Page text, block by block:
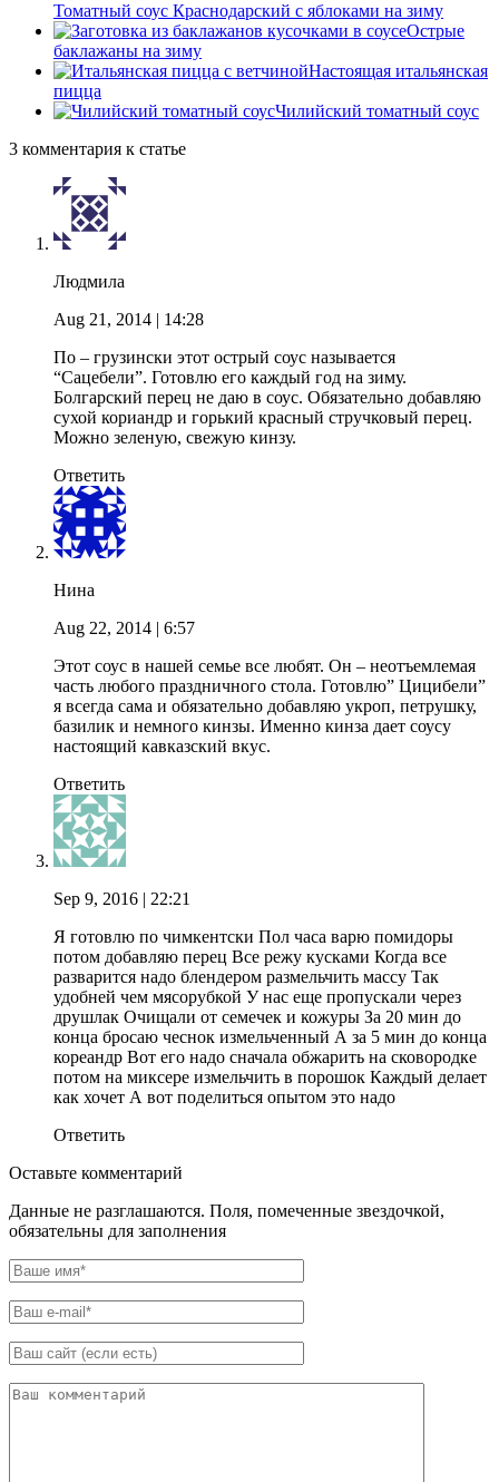
Томатный соус Краснодарский с яблоками на зиму
Острые
баклажаны на зиму
Настоящая итальянская
пицца
Чилийский томатный соус
3 комментария к статье
Людмила
Aug 21, 2014 | 14:28
По – грузински этот острый соус называется
“Сацебели”. Готовлю его каждый год на зиму.
Болгарский перец не даю в соус. Обязательно добавляю
сухой кориандр и горький красный стручковый перец.
Можно зеленую, свежую кинзу.
Ответить
Нина
Aug 22, 2014 | 6:57
Этот соус в нашей семье все любят. Он – неотъемлемая
часть любого праздничного стола. Готовлю” Цицибели”
я всегда сама и обязательно добавляю укроп, петрушку,
базилик и немного кинзы. Именно кинза дает соусу
настоящий кавказский вкус.
Ответить
Sep 9, 2016 | 22:21
Я готовлю по чимкентски Пол часа варю помидоры
потом добавляю перец Все режу кусками Когда все
разварится надо блендером размельчить массу Так
удобней чем мясорубкой У нас еще пропускали через
друшлак Очищали от семечек и кожуры За 20 мин до
конца бросаю чеснок измельченный А за 5 мин до конца
кореандр Вот его надо сначала обжарить на сковородке
потом на миксере измельчить в порошок Каждый делает
как хочет А вот поделиться опытом это надо
Ответить
Оставьте комментарий
Данные не разглашаются. Поля, помеченные звездочкой,
обязательны для заполнения